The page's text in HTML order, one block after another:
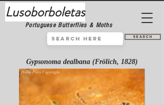
Lusoborboletas
Portuguese Butterflies & Moths
Search
Gypsonoma dealbana (Frölich, 1828)